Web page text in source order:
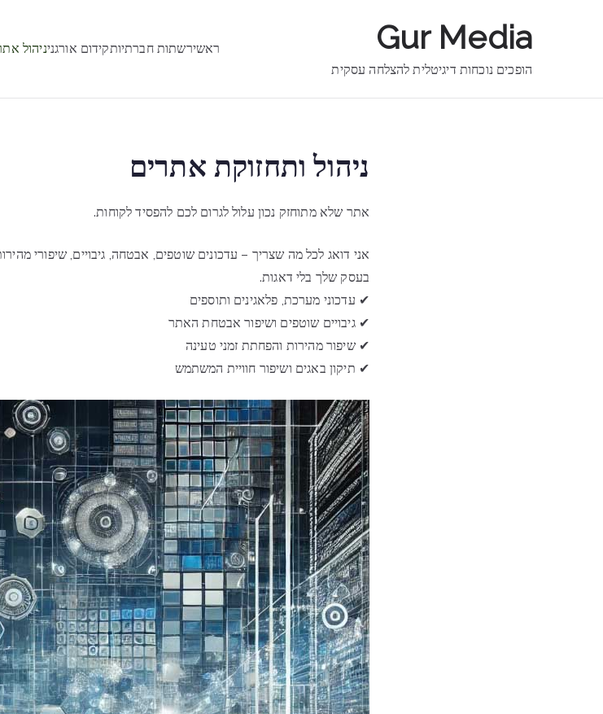
Gur Media
הופכים נוכחות דיגיטלית להצלחה עסקית
ראשירשתות חברתיותקידום אורגניניהול
ניהול ותחזוקת אתרים
אתר שלא מתוחזק נכון עלול לגרום לכם להפסיד לקוחות.
אני דואג לכל מה שצריך – עדכונים שוטפים, אבטחה, גיבויים, שיפורי
בעסק שלך בלי דאגות.
✔ עדכוני מערכת, פלאגינים ותוספים
✔ גיבויים שוטפים ושיפור אבטחת האתר
✔ שיפור מהירות והפחתת זמני טעינה
✔ תיקון באגים ושיפור חוויית המשתמש